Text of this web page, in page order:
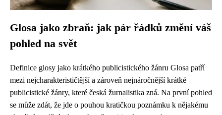
Glosa jako zbraň: jak pár řádků změní váš
pohled na svět
Definice glosy jako krátkého publicistického žánru Glosa patří
mezi nejcharakterističtější a zároveň nejnáročnější krátké
publicistické žánry, které česká žurnalistika zná. Na první pohled
se může zdát, že jde o pouhou kratičkou poznámku k nějakému